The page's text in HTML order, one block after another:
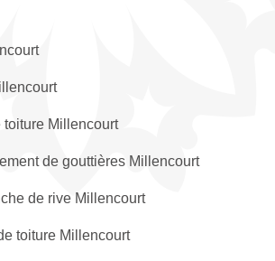
toiture Millencourt
de gouttières Millencourt
de rive Millencourt
toiture Millencourt